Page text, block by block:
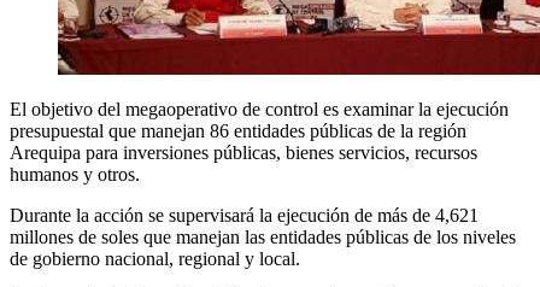
El objetivo del megaoperativo de control es examinar la ejecución
presupuestal que manejan 86 entidades públicas de la región
Arequipa para inversiones públicas, bienes servicios, recursos
humanos y otros.
Durante la acción se supervisará la ejecución de más de 4,621
millones de soles que manejan las entidades públicas de los niveles
de gobierno nacional, regional y local.